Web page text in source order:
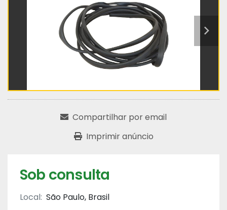
Compartilhar por email
Imprimir anúncio
Sob consulta
Local: São Paulo, Brasil